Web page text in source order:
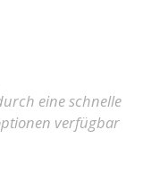
eine schnelle
verfügbar